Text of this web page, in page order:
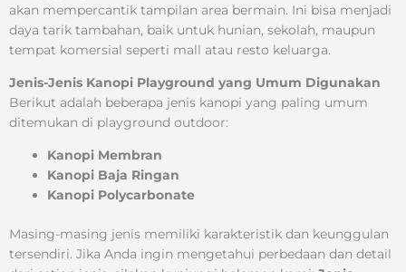
akan mempercantik tampilan area bermain. Ini bisa menjadi
daya tarik tambahan, baik untuk hunian, sekolah, maupun
tempat komersial seperti mall atau resto keluarga.
Jenis-Jenis Kanopi Playground yang Umum Digunakan
Berikut adalah beberapa jenis kanopi yang paling umum
ditemukan di playground outdoor:
Kanopi Membran
Kanopi Baja Ringan
Kanopi Polycarbonate
Masing-masing jenis memiliki karakteristik dan keunggulan
tersendiri. Jika Anda ingin mengetahui perbedaan dan detail